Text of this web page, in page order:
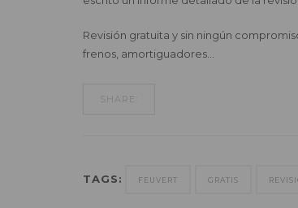
Revisión gratuita y sin ningún
frenos, amortiguadores…
SHARE:
TAGS: FEUVERT GRATIS